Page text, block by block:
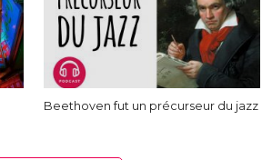
Beethoven fut un précurseur du jazz